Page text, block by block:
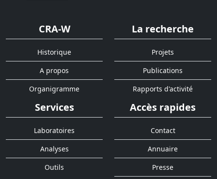
CRA-W
Historique
A propos
Organigramme
La recherche
Projets
Publications
Rapports d'activité
Services
Laboratoires
Analyses
Outils
Accès rapides
Contact
Annuaire
Presse